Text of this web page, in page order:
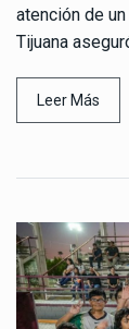
atención de
Tijuana
Leer Más